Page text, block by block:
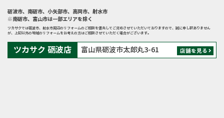
砺波市、 南砺市、 小矢部市、 高岡市、 射水市
※南砺市、富山市は一部エリアを除く
ツカサクでは砺波市、射水市周辺のリフォームのご相談を優先してご対応させていただいておりますので、誠に申し訳ありません
が、上記以外の地域のリフォームをお考えの方はご相談させていただく場合がございます。
ツカサク 砺波店 富山県砺波市太郎丸3-61 店舗を見る